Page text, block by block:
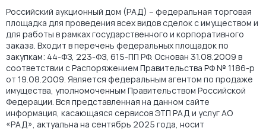
Российский аукционный дом (РАД) – федеральная торговая
площадка для проведения всех видов сделок с имуществом и
для работы в рамках государственного и корпоративного
заказа. Входит в перечень федеральных площадок по
закупкам: 44-ФЗ, 223-ФЗ, 615-ПП РФ. Основан 31.08.2009 в
соответствии с Распоряжением Правительства РФ № 1186-р
от 19.08.2009. Является федеральным агентом по продаже
имущества, уполномоченным Правительством Российской
Федерации. Вся представленная на данном сайте
информация, касающаяся сервисов ЭТП РАД и услуг АО
«РАД», актуальна на сентябрь 2025 года, носит